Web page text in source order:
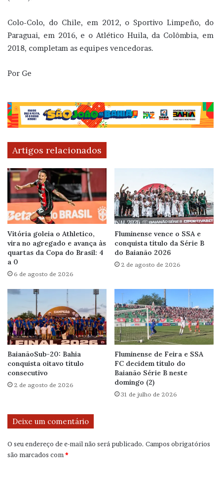
Colo-Colo, do Chile, em 2012, o Sportivo Limpeño, do
Paraguai, em 2016, e o Atlético Huila, da Colômbia, em
2018, completam as equipes vencedoras.
Por Ge
Artigos relacionados
Vitória goleia o Athletico,
vira no agregado e avança às
quartas da Copa do Brasil: 4
a 0
6 de agosto de 2026
Fluminense vence o SSA e
conquista título da Série B
do Baianão 2026
2 de agosto de 2026
BaianãoSub-20: Bahia
conquista oitavo título
consecutivo
2 de agosto de 2026
Fluminense de Feira e SSA
FC decidem título do
Baianão Série B neste
domingo (2)
31 de julho de 2026
Deixe um comentário
O seu endereço de e-mail não será publicado. Campos obrigatórios
são marcados com *